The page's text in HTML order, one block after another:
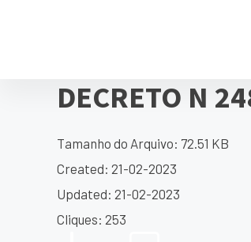
DECRETO N
Tamanho do Arquivo: 72.51 KB
Created: 21-02-2023
Updated: 21-02-2023
Cliques: 253